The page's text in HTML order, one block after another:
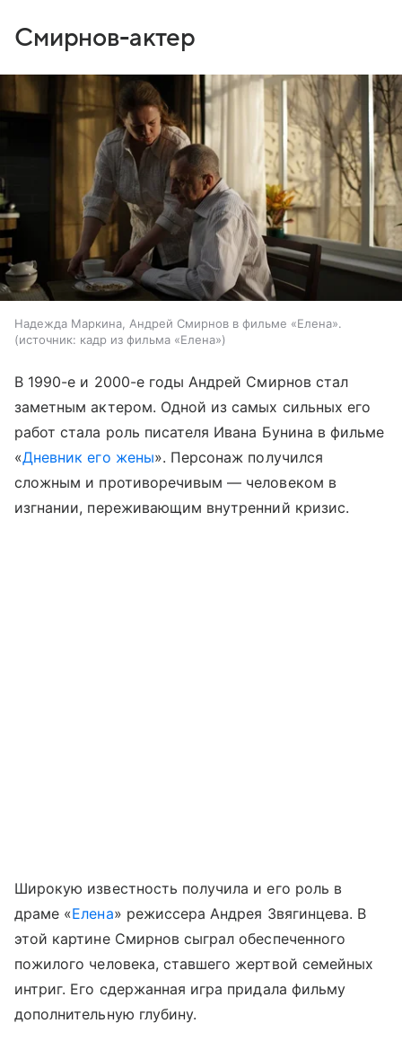
Смирнов-актер
Надежда Маркина, Андрей Смирнов в фильме «Елена».
источник: кадр из фильма «Елена»
В 1990-е и 2000-е годы Андрей Смирнов стал
заметным актером. Одной из самых сильных его
работ стала роль писателя Ивана Бунина в фильме
«Дневник его жены». Персонаж получился
сложным и противоречивым — человеком в
изгнании, переживающим внутренний кризис.
Широкую известность получила и его роль в
драме «Елена» режиссера Андрея Звягинцева. В
этой картине Смирнов сыграл обеспеченного
пожилого человека, ставшего жертвой семейных
интриг. Его сдержанная игра придала фильму
дополнительную глубину.